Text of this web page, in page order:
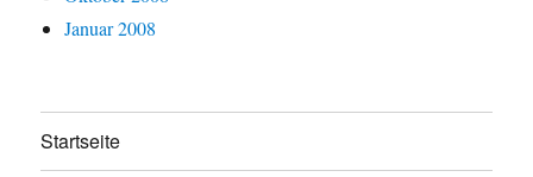
Januar 2008
Startseite